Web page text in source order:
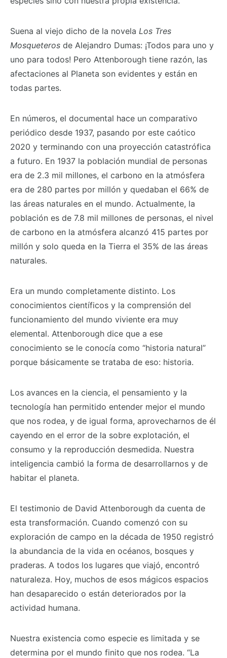
Suena al viejo dicho de la novela Los Tres
Mosqueteros de Alejandro Dumas: ¡Todos para uno y
uno para todos! Pero Attenborough tiene razón, las
afectaciones al Planeta son evidentes y están en
todas partes.
En números, el documental hace un comparativo
periódico desde 1937, pasando por este caótico
2020 y terminando con una proyección catastrófica
a futuro. En 1937 la población mundial de personas
era de 2.3 mil millones, el carbono en la atmósfera
era de 280 partes por millón y quedaban el 66% de
las áreas naturales en el mundo. Actualmente, la
población es de 7.8 mil millones de personas, el nivel
de carbono en la atmósfera alcanzó 415 partes por
millón y solo queda en la Tierra el 35% de las áreas
naturales.
Era un mundo completamente distinto. Los
conocimientos científicos y la comprensión del
funcionamiento del mundo viviente era muy
elemental. Attenborough dice que a ese
conocimiento se le conocía como “historia natural”
porque básicamente se trataba de eso: historia.
Los avances en la ciencia, el pensamiento y la
tecnología han permitido entender mejor el mundo
que nos rodea, y de igual forma, aprovecharnos de él
cayendo en el error de la sobre explotación, el
consumo y la reproducción desmedida. Nuestra
inteligencia cambió la forma de desarrollarnos y de
habitar el planeta.
El testimonio de David Attenborough da cuenta de
esta transformación. Cuando comenzó con su
exploración de campo en la década de 1950 registró
la abundancia de la vida en océanos, bosques y
praderas. A todos los lugares que viajó, encontró
naturaleza. Hoy, muchos de esos mágicos espacios
han desaparecido o están deteriorados por la
actividad humana.
Nuestra existencia como especie es limitada y se
determina por el mundo finito que nos rodea. “La